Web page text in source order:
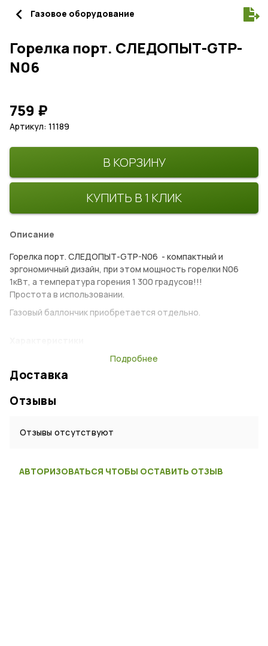
navigate_before Газовое оборудование
759 ₽
Горелка порт. СЛЕДОПЫТ-GTP-
N06
Артикул: 11189
В КОРЗИНУ
КУПИТЬ В 1 КЛИК
Описание
Горелка порт. СЛЕДОПЫТ-GTP-N06 - компактный и
эргономичный дизайн, при этом мощность горелки N06
1кВт, а температура горения 1 300 градусов!!!
Простота в использовании.
Газовый баллончик приобретается отдельно.
Подробнее
Доставка
Отзывы
Отзывы отсутствуют
АВТОРИЗОВАТЬСЯ ЧТОБЫ ОСТАВИТЬ ОТЗЫВ